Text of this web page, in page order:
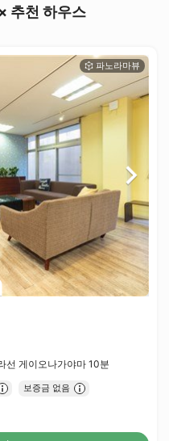
추천 하우스
선 게이오나가야마 10분
보증금 없음